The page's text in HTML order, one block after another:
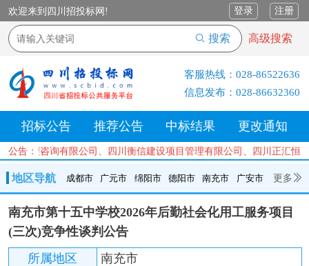
欢迎来到四川招投标网! 登录 注册
搜索 高级搜索
客服热线： 028-86522636
信息发布： 028-86632360
招标公告 推荐公告 中标结果 更改通知
公告：咨询有限公司、四川衡信建设项目管理有限公司、四川正
地区导航 成都市 广元市 绵阳市 德阳市 南充市 广安市 更多
成都市 广元市 绵阳市 德阳市 南充市 广安市
遂宁市
内江市
乐山市 自贡市
达州市
资阳市 眉山市 雅安市 阿坝州 甘孜州 凉山州
南充市第十五中学校2026年后勤社会化用工服务项目
(三次)竞争性谈判公告
所属地区
南充市